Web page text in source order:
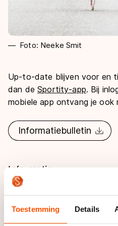
Toestemming Details
Foto: Neeke Smit
Up-to-date blijven voor en
dan deSportity-app. Bij
mobiele app ontvang je ook
Informatiebulletin
Informatie
Deelnemerslijst